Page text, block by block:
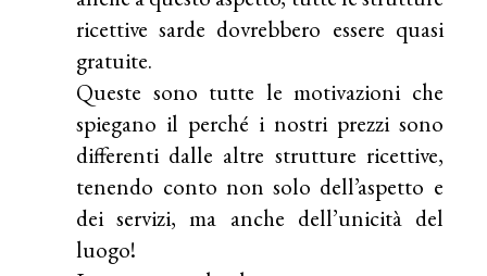
ricettive sarde dovrebbero essere quasi
gratuite.
Queste sono tutte le motivazioni che
spiegano il perché i nostri prezzi sono
differenti dalle altre strutture ricettive,
tenendo conto non solo dell’aspetto e
dei servizi, ma anche dell’unicità del
luogo!